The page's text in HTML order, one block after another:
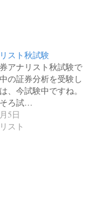
スト秋試験
アナリスト秋試験で
の証券分析を受験し
、今試験中ですね。
ろ試…
5日
スト